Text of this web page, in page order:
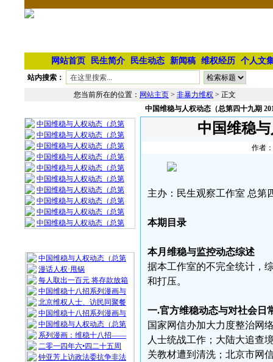
网站首页 民生简介 民生动态 新闻稿 维权经历 个人文
站内搜索：
您当前所在的位置： 网站主页 > 非暴力维权 > 正文
中国维稳与人权动态（总第
中国维稳与人权动态（总第
中国维稳与人权动态（总第
中国维稳与人权动态（总第
中国维稳与人权动态（总第
中国维稳与人权动态（总第
中国维稳与人权动态（总第
中国维稳与人权动态（总第
中国维稳与人权动态（总第
中国维稳与人权动态（总第
中国维稳与人权动态（总第
漫话人权·甩锅
每人取出一百元 将存款放箱
中国维稳十八招系列漫画与
北京维权人士、访民同聚餐
中国维稳十八招系列漫画与
中国维稳与人权动态（总第
系列漫画：维稳十八招——
二零一四年六•四二十五周
钟亚芳上访政法委抗争非法
中国维稳与人权动态（总第四十九期
中国维稳
作者
主办：民生观察工作室 总第
本期目录
本月维稳与监控动态综述
据本工作室的不完全统计，
和打压。
一.官方维稳动态与对社会日
国家网信办加大力度整治网
人士统战工作；大陆大追查
关教材遭到清洗；北京市网